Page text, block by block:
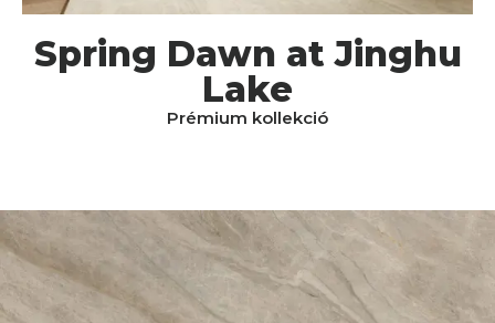
Spring Dawn at Jinghu
Lake
Prémium kollekció